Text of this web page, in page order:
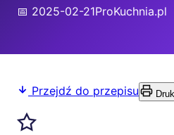
📅 2025-02-21ProKuchnia.pl
Przejdź do przepisu